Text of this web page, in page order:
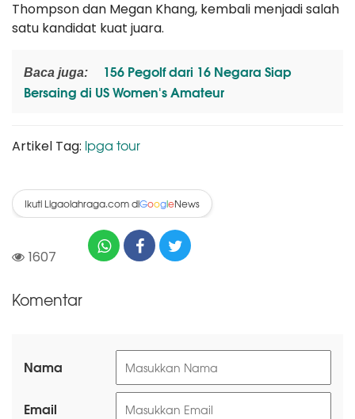
Thompson dan Megan Khang, kembali menjadi salah
satu kandidat kuat juara.
Baca juga:
156 Pegolf dari 16 Negara Siap
Bersaing di US Women's Amateur
Artikel Tag: lpga tour
Ikuti Ligaolahraga.com diGoogleNews
1607
Komentar
Nama
Email